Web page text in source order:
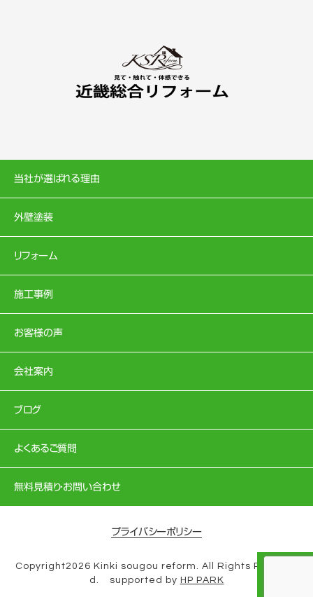
当社が選ばれる理由
外壁塗装
リフォーム
施工事例
お客様の声
会社案内
ブログ
よくあるご質問
無料見積り・お問い合わせ
プライバシーポリシー
Copyright2026 Kinki sougou reform. All Rights Reserve
d. supported by HP PARK